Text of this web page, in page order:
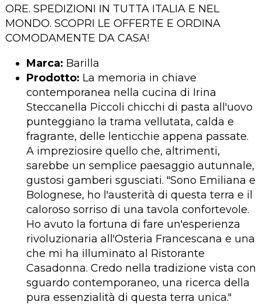
ORE. SPEDIZIONI IN TUTTA ITALIA E NEL
MONDO. SCOPRI LE OFFERTE E ORDINA
COMODAMENTE DA CASA!
Marca: Barilla
Prodotto: La memoria in chiave
contemporanea nella cucina di Irina
Steccanella Piccoli chicchi di pasta all'uovo
punteggiano la trama vellutata, calda e
fragrante, delle lenticchie appena passate.
A impreziosire quello che, altrimenti,
sarebbe un semplice paesaggio autunnale,
gustosi gamberi sgusciati. "Sono Emiliana e
Bolognese, ho l'austerità di questa terra e il
caloroso sorriso di una tavola confortevole.
Ho avuto la fortuna di fare un'esperienza
rivoluzionaria all'Osteria Francescana e una
che mi ha illuminato al Ristorante
Casadonna. Credo nella tradizione vista con
sguardo contemporaneo, una ricerca della
pura essenzialità di questa terra unica."